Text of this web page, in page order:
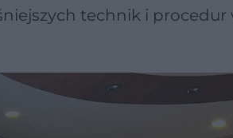
technik i procedur